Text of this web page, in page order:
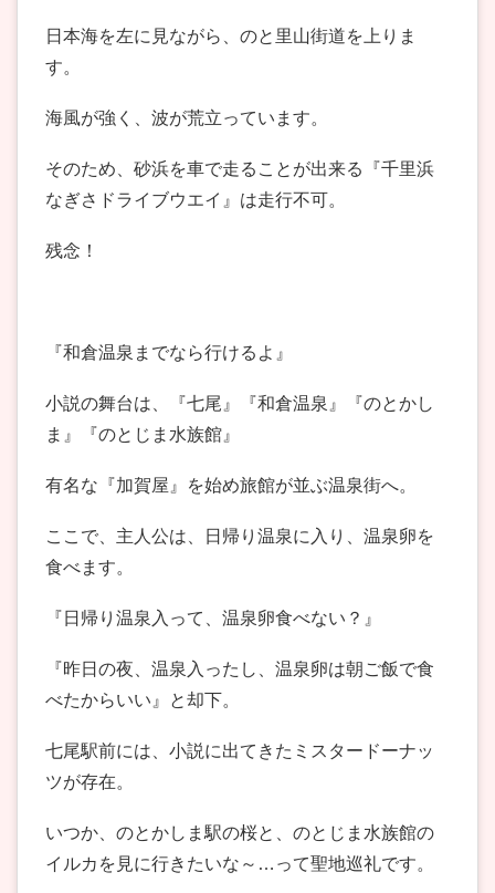
日本海を左に見ながら、のと里山街道を上りま
す。
海風が強く、波が荒立っています。
そのため、砂浜を車で走ることが出来る『千里浜
なぎさドライブウエイ』は走行不可。
残念！
『和倉温泉までなら行けるよ』
小説の舞台は、『七尾』『和倉温泉』『のとかし
ま』『のとじま水族館』
有名な『加賀屋』を始め旅館が並ぶ温泉街へ。
ここで、主人公は、日帰り温泉に入り、温泉卵を
食べます。
『日帰り温泉入って、温泉卵食べない？』
『昨日の夜、温泉入ったし、温泉卵は朝ご飯で食
べたからいい』と却下。
七尾駅前には、小説に出てきたミスタードーナッ
ツが存在。
いつか、のとかしま駅の桜と、のとじま水族館の
イルカを見に行きたいな～…って聖地巡礼です。